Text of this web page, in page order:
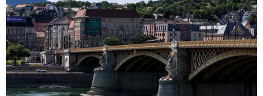
nâng cao năng lực phẫu thuật
chuyên sâu tại Bệnh viện K
06/08/2026 02:13
Cứu nạn thành công 30 ngư dân của